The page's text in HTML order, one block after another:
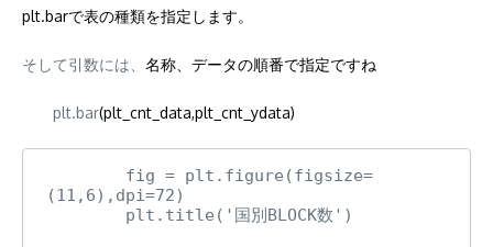
plt.barで表の種類を指定します。
そして引数には、 名称、データの順番で指定ですね
plt.bar(plt_cnt_data,plt_cnt_ydata)
(11,6),dpi=72)